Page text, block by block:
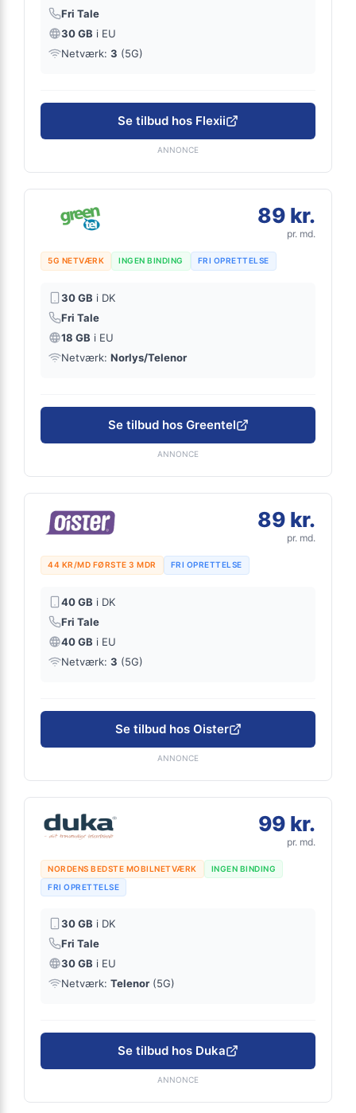
Fri Tale
30 GB i EU
Netværk: 3 (5G)
Se tilbud hos Flexii
ANNONCE
89 kr.
pr. md.
5G NETVÆRK INGEN BINDING FRI OPRETTELSE
30 GB i DK
Fri Tale
18 GB i EU
Netværk: Norlys/Telenor
Se tilbud hos Greentel
ANNONCE
89 kr.
pr. md.
44 KR/MD FØRSTE 3 MDR FRI OPRETTELSE
40 GB i DK
Fri Tale
40 GB i EU
Netværk: 3 (5G)
Se tilbud hos Oister
ANNONCE
99 kr.
pr. md.
NORDENS BEDSTE MOBILNETVÆRK
INGEN BINDING
FRI OPRETTELSE
30 GB i DK
Fri Tale
30 GB i EU
Netværk: Telenor (5G)
Se tilbud hos Duka
ANNONCE